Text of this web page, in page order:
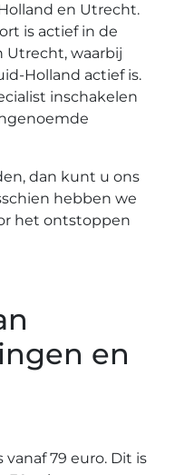
en Utrecht.
is actief in de
Utrecht, waarbij
Holland actief is.
inschakelen
dan kunt u ons
hebben we
het ontstoppen
en
79 euro. Dit is